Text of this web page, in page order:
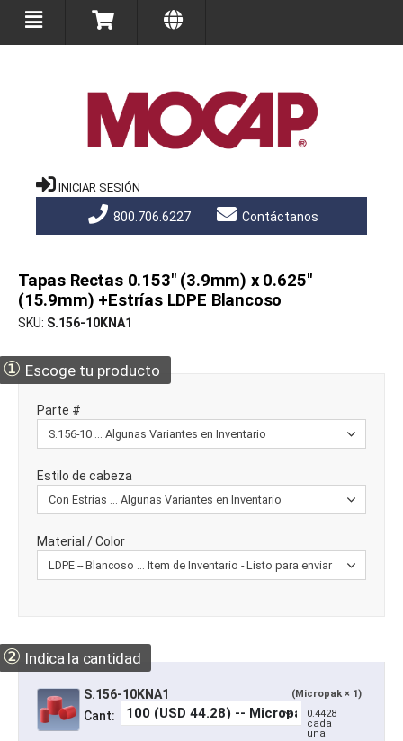
INICIAR SESIÓN
800.706.6227 Contáctanos
Tapas Rectas 0.153" (3.9mm) x 0.625"
(15.9mm) +Estrías LDPE Blancoso
SKU S.156-10KNA1
① Escoge tu producto
Parte #
Estilo de cabeza
Material / Color
② Indica la cantidad
S.156-10KNA1 (Micropak × 1)
Cant:
0.4428
cada
una